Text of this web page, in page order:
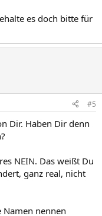
es doch bitte für
#5
Dir. Haben Dir denn
NEIN. Das weißt Du
ganz real, nicht
Namen nennen